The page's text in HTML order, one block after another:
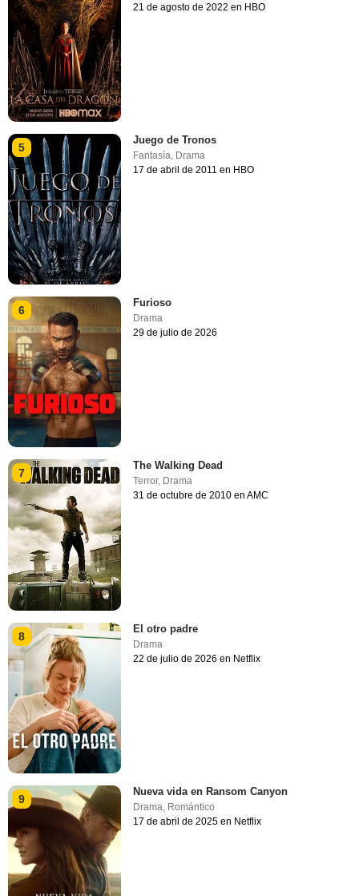
21 de agosto de 2022 en HBO
5
Juego de Tronos
Fantasía, Drama
17 de abril de 2011 en HBO
6
Furioso
Drama
29 de julio de 2026
7
The Walking Dead
Terror, Drama
31 de octubre de 2010 en AMC
8
El otro padre
Drama
22 de julio de 2026 en Netflix
9
Nueva vida en Ransom Canyon
Drama, Romántico
17 de abril de 2025 en Netflix